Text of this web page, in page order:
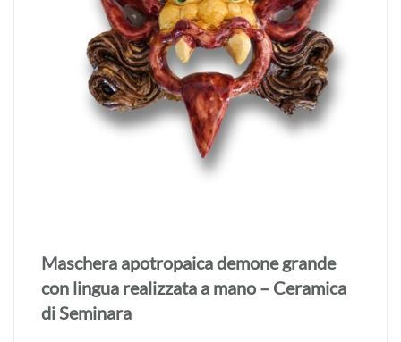
Maschera apotropaica demone grande
con lingua realizzata a mano – Ceramica
di Seminara